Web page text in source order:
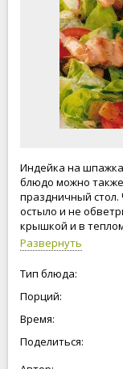
Индейка на
блюдо можно
праздничный
остыло и не
крышкой и в
Развернуть
Тип блюда:
Порций:
Время:
Поделиться: